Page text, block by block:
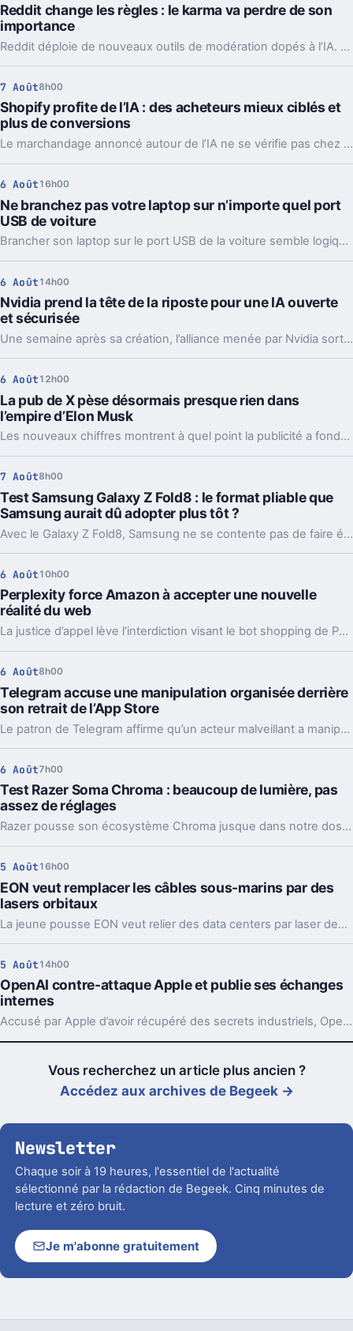
Reddit change les règles : le karma va perdre de son
importance
Reddit déploie de nouveaux outils de modération dopés à l’IA. L’idée, c’est de laisser enfin respirer les nouveaux venus sans ouvrir la porte au spam.
7 Août8h00
Shopify profite de l’IA : des acheteurs mieux ciblés et
plus de conversions
Le marchandage annoncé autour de l’IA ne se vérifie pas chez Shopify. La plateforme dit voir tripler le trafic et les commandes venus des assistants.
6 Août 16h00
Ne branchez pas votre laptop sur n’importe quel port
USB de voiture
Brancher son laptop sur le port USB de la voiture semble logique. En pratique, la puissance manque souvent, sauf rares exceptions bien identifiées.
6 Août 14h00
Nvidia prend la tête de la riposte pour une IA ouverte
et sécurisée
Une semaine après sa création, l’alliance menée par Nvidia sort déjà des propositions concrètes pour sécuriser l’IA ouverte. Et ce timing compte.
6 Août 12h00
La pub de X pèse désormais presque rien dans
l’empire d’Elon Musk
Les nouveaux chiffres montrent à quel point la publicité a fondu sur X depuis 2022. Et même en légère hausse sur un trimestre, elle pèse peu dans l’ensemble.
7 Août8h00
Test Samsung Galaxy Z Fold8 : le format pliable que
Samsung aurait dû adopter plus tôt ?
Avec le Galaxy Z Fold8, Samsung ne se contente pas de faire évoluer son smartphone pliable : il change complètement sa philosophie avec un appareil plus court, plus large et étonnamment compact. Un choix qui fonctionne particulièrement bien au quotidien, même si les concessions faites sur la photo et l’autonomie sont difficiles à ignorer sur un smartphone vendu à partir de 1 999 euros.
6 Août 10h00
Perplexity force Amazon à accepter une nouvelle
réalité du web
La justice d’appel lève l’interdiction visant le bot shopping de Perplexity sur Amazon. Une victoire nette, mais loin d’être la fin du match.
6 Août8h00
Telegram accuse une manipulation organisée derrière
son retrait de l’App Store
Le patron de Telegram affirme qu’un acteur malveillant a manipulé les signalements pour faire retirer l’app par Apple. Un précédent qui inquiète vraiment.
6 Août7h00
Test Razer Soma Chroma : beaucoup de lumière, pas
assez de réglages
Razer pousse son écosystème Chroma jusque dans notre dos avec la Soma Chroma, une chaise gaming bardée de RGB et proposée à 529,99 euros. Spectaculaire dans un setup, confortable au quotidien, elle nous laisse pourtant un sentiment mitigé face à une ergonomie étonnamment peu personnalisable à ce niveau de prix.
5 Août 16h00
EON veut remplacer les câbles sous-marins par des
lasers orbitaux
La jeune pousse EON veut relier des data centers par laser depuis l’orbite. Une idée très ambitieuse, portée par l’explosion des besoins en IA.
5 Août 14h00
OpenAI contre-attaque Apple et publie ses échanges
internes
Accusé par Apple d’avoir récupéré des secrets industriels, OpenAI riposte avec des mails et des logs de chat. L’enjeu va bien au-delà du simple procès.
Vous recherchez un article plus ancien ?
Accédez aux archives de Begeek →
Newsletter
Chaque soir à 19 heures, l'essentiel de l'actualité
sélectionné par la rédaction de Begeek. Cinq minutes de
lecture et zéro bruit.
Je m'abonne gratuitement